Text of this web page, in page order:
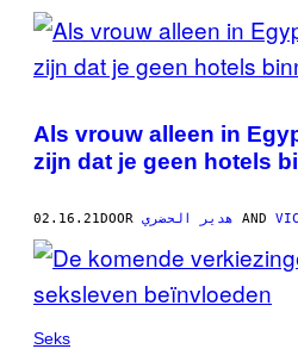
Als vrouw alleen in
zijn dat je geen hotels
02.16.21DOOR هدير الحضري AND
Seks